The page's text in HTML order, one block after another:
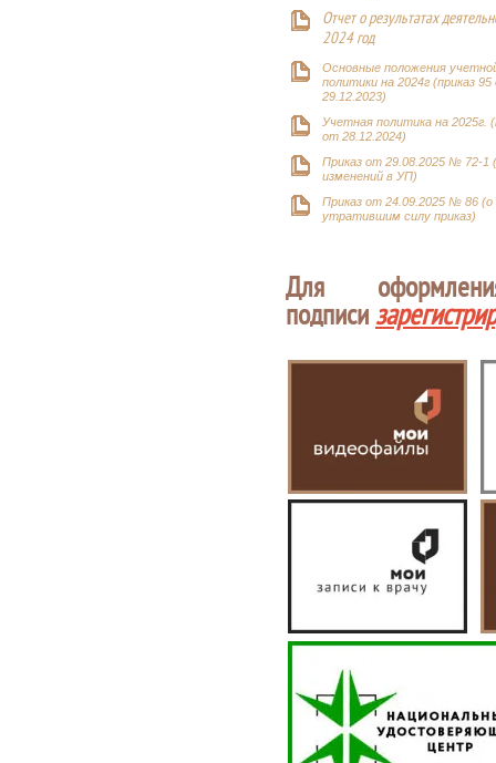
Отчет о результатах
2024 год
Основные положения
политики на 2024г (приказ
29.12.2023)
Учетная политика на 2025г.
от 28.12.2024)
Приказ от 29.08.2025 № 72-1
изменений в УП)
Приказ от 24.09.2025 № 86 (о
утратившим силу приказ)
Для
подписи